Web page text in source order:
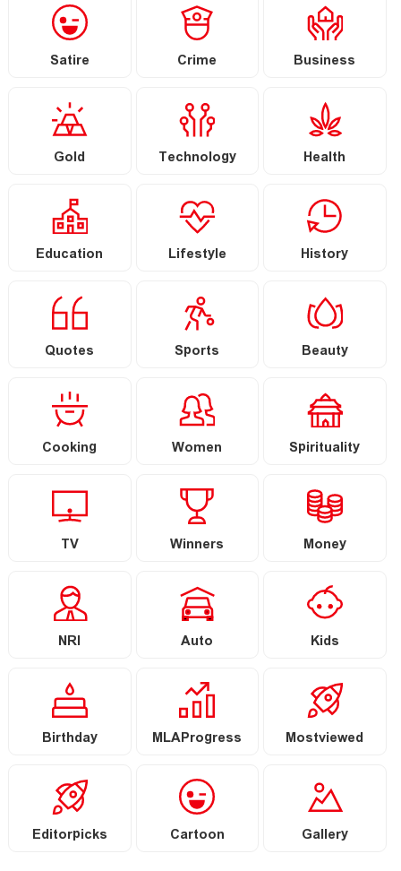
Satire Crime Business
Gold Technology Health
Education Lifestyle History
Quotes Sports Beauty
Cooking Women Spirituality
TV Winners Money
NRI Auto Kids
Birthday MLAProgress Mostviewed
Editorpicks Cartoon Gallery